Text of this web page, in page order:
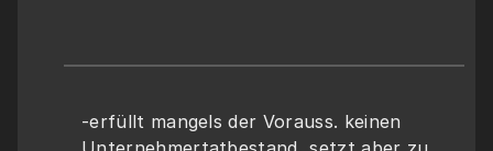
-erfüllt mangels der Vorauss. keinen